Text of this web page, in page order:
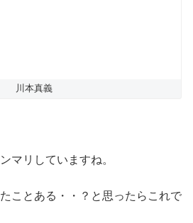
川本真義
マリしていますね。
ことある・・？と思ったらこれで